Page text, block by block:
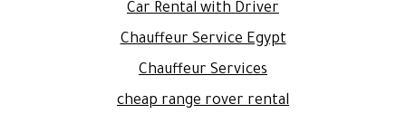
Car Rental with Driver
Chauffeur Service Egypt
Chauffeur Services
cheap range rover rental